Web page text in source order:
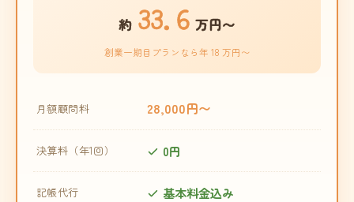
約 33.6 万円〜
創業一期目プランなら年 18 万円〜
月額顧問料 28,000円〜
決算料（年1回） 0円
記帳代行 基本料金込み